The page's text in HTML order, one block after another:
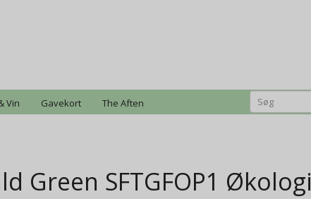
Vin Gavekort The Aften
Green SFTGFOP1